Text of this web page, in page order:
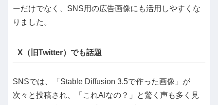
ーだけでなく、SNS用の広告画像にも活用しやすくな
りました。
X（旧Twitter）でも話題
SNSでは、「Stable Diffusion 3.5で作った画像」が
次々と投稿され、「これAIなの？」と驚く声も多く見